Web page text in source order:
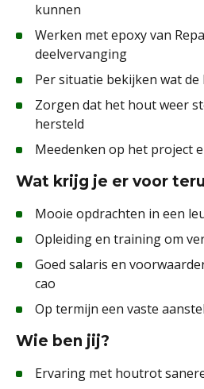
kunnen
Werken met epoxy van
deelvervanging
Per situatie bekijken wat de
Zorgen dat het hout weer
hersteld
Meedenken op het project
Wat krijg je er voor
Mooie opdrachten in een
Opleiding en training om
Goed salaris en
cao
Op termijn een vaste
Wie ben jij?
Ervaring met houtrot